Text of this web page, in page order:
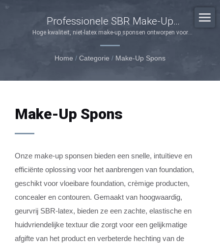
Professionele SBR Make-Up
Sponsen Voor Perfecte Foundation
Aanbreng
Hoge kwaliteit, niet-latex make-up sponsen ontworpen voor
Home / Categorie / Make-Up Spons
Make-Up Spons
Onze make-up sponsen bieden een snelle, intuïtieve en
efficiënte oplossing voor het aanbrengen van foundation,
geschikt voor vloeibare foundation, crèmige producten,
concealer en contouren. Gemaakt van hoogwaardig,
geurvrij SBR-latex, bieden ze een zachte, elastische en
huidvriendelijke textuur die zorgt voor een gelijkmatige
afgifte van het product en verbeterde hechting van de